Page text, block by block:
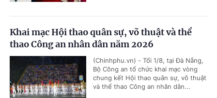
Khai mạc Hội thao quân sự, võ thuật và thể
thao Công an nhân dân năm 2026
(Chinhphu.vn) - Tối 1/8, tại Đà Nẵng,
Bộ Công an tổ chức khai mạc vòng
chung kết Hội thao quân sự, võ thuật
và thể thao Công an nhân dân...